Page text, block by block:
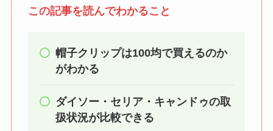
方とおすすめも紹
【100均】ダイソー/
ミルは買える？手
動・電動・ワンハン
この記事を読んでわかること
帽子クリップは100均で買えるのか
がわかる
ダイソー・セリア・キャンドゥの取
扱状況が比較できる